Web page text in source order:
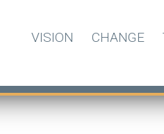
VISION CHANGE